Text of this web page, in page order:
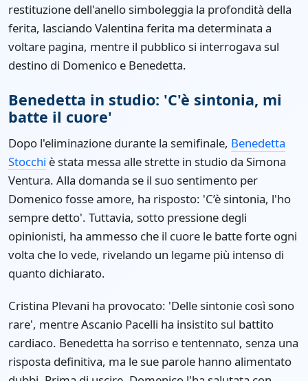
restituzione dell'anello simboleggia la profondità della
ferita, lasciando Valentina ferita ma determinata a
voltare pagina, mentre il pubblico si interrogava sul
destino di Domenico e Benedetta.
Benedetta in studio: 'C'è sintonia, mi
batte il cuore'
Dopo l'eliminazione durante la semifinale, Benedetta
Stocchi è stata messa alle strette in studio da Simona
Ventura. Alla domanda se il suo sentimento per
Domenico fosse amore, ha risposto: 'C’è sintonia, l'ho
sempre detto'. Tuttavia, sotto pressione degli
opinionisti, ha ammesso che il cuore le batte forte ogni
volta che lo vede, rivelando un legame più intenso di
quanto dichiarato.
Cristina Plevani ha provocato: 'Delle sintonie così sono
rare', mentre Ascanio Pacelli ha insistito sul battito
cardiaco. Benedetta ha sorriso e tentennato, senza una
risposta definitiva, ma le sue parole hanno alimentato